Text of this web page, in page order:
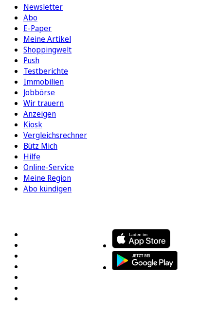
Newsletter
Abo
E-Paper
Meine Artikel
Shoppingwelt
Push
Testberichte
Immobilien
Jobbörse
Wir trauern
Anzeigen
Kiosk
Vergleichsrechner
Bütz Mich
Hilfe
Online-Service
Meine Region
Abo kündigen